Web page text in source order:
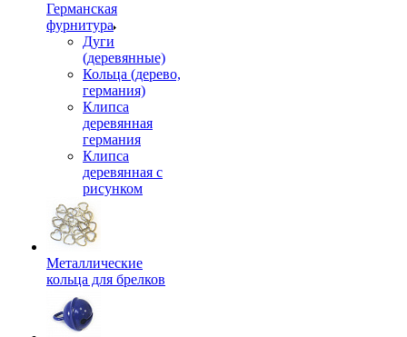
Германская
фурнитура
Дуги
(деревянные)
Кольца (дерево,
германия)
Клипса
деревянная
германия
Клипса
деревянная с
рисунком
Металлические
кольца для брелков